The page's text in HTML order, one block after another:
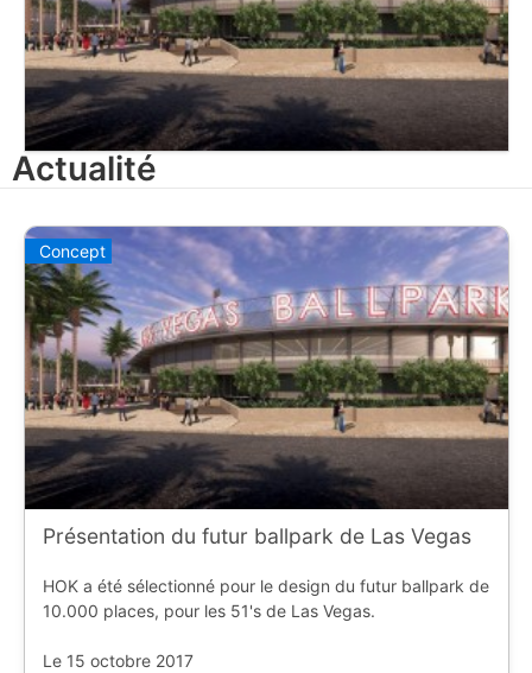
Actualité
Concept
Présentation du futur ballpark de Las Vegas
HOK a été sélectionné pour le design du futur ballpark de
10.000 places, pour les 51's de Las Vegas.
Le 15 octobre 2017